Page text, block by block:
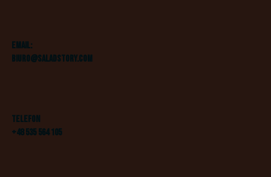
Email:
biuro@saladstory.com
Telefon
+48 535 564 105